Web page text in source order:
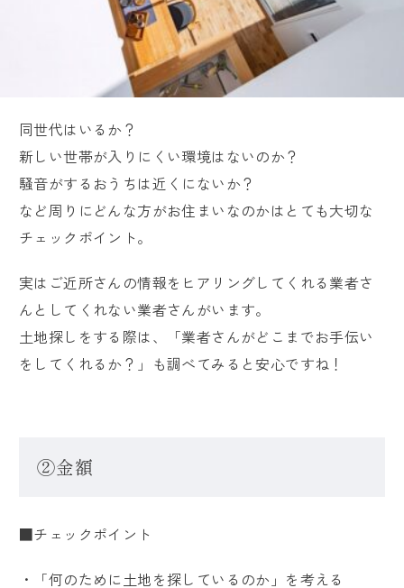
同世代はいるか？
新しい世帯が入りにくい環境はないのか？
騒音がするおうちは近くにないか？
など周りにどんな方がお住まいなのかはとても大切な
チェックポイント。
実はご近所さんの情報をヒアリングしてくれる業者さ
んとしてくれない業者さんがいます。
土地探しをする際は、「業者さんがどこまでお手伝い
をしてくれるか？」も調べてみると安心ですね！
②金額
■チェックポイント
・「何のために土地を探しているのか」を考える